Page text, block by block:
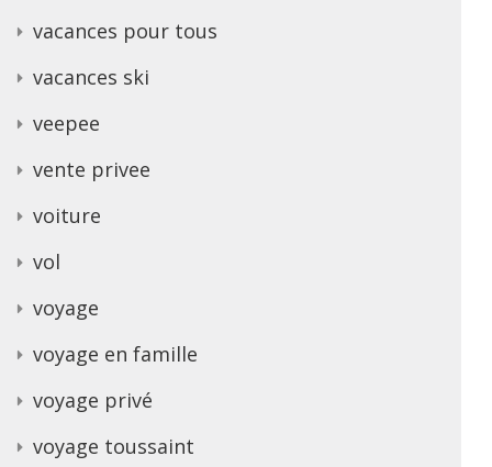
vacances pour tous
vacances ski
veepee
vente privee
voiture
vol
voyage
voyage en famille
voyage privé
voyage toussaint